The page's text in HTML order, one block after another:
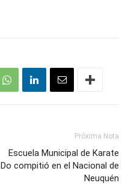
Próxima Nota
Escuela Municipal de Karate
Do compitió en el Nacional de
Neuquén